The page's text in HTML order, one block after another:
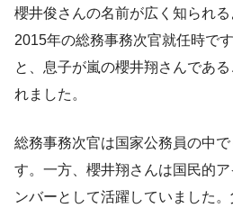
櫻井俊さんの名前が広く知られる
2015年の総務事務次官就任時で
と、息子が嵐の櫻井翔さんであ
れました。
総務事務次官は国家公務員の中
す。一方、櫻井翔さんは国民的
ンバーとして活躍していました